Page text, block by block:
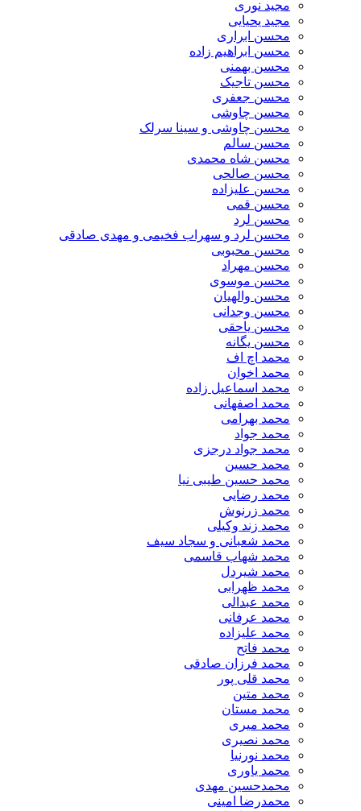
مجید نوری
مجید یحیایی
محسن ابراری
محسن ابراهیم زاده
محسن بهمنی
محسن تاجیک
محسن جعفری
محسن چاوشی
محسن چاوشی و سینا سرلک
محسن سالم
محسن شاه محمدی
محسن صالحی
محسن علیزاده
محسن قمی
محسن لرد
محسن لرد و سهراب فخیمی و مهدی صادقی
محسن محبوبی
محسن مهراد
محسن موسوی
محسن والهیان
محسن وجدانی
محسن یاحقی
محسن یگانه
محمد اچ اف
محمد اخوان
محمد اسماعیل زاده
محمد اصفهانی
محمد بهرامی
محمد جواد
محمد جواد درجزی
محمد حسین
محمد حسین طیبی نیا
محمد رضایی
محمد زرنوش
محمد زند وکیلی
محمد شعبانی و سجاد سیف
محمد شهاب قاسمی
​محمد شیردل
محمد ظهرابی
محمد عبدالی
محمد عرفانی
محمد علیزاده
محمد فاتح
محمد فرزان صادقی
محمد قلی پور
محمد متین
محمد مستان
محمد میری
محمد نصیری
محمد نورنیا
محمد یاوری
محمدحسین مهدی
محمدرضا امینی